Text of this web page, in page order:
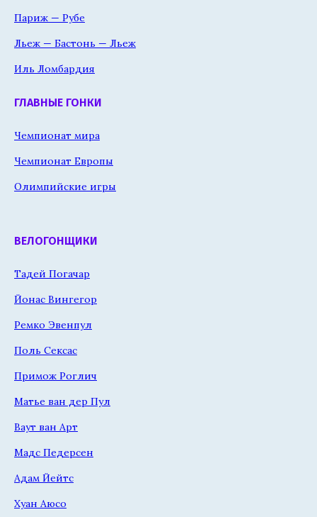
Париж — Рубе
Льеж — Бастонь — Льеж
Иль Ломбардия
ГЛАВНЫЕ ГОНКИ
Чемпионат мира
Чемпионат Европы
Олимпийские игры
ВЕЛОГОНЩИКИ
Тадей Погачар
Йонас Вингегор
Ремко Эвенпул
Поль Сексас
Примож Роглич
Матье ван дер Пул
Ваут ван Арт
Мадс Педерсен
Адам Йейтс
Хуан Аюсо